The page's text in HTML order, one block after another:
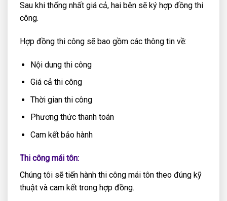
Sau khi thống nhất giá cả, hai bên sẽ ký hợp đồng thi
công.
Hợp đồng thi công sẽ bao gồm các thông tin về:
Nội dung thi công
Giá cả thi công
Thời gian thi công
Phương thức thanh toán
Cam kết bảo hành
Thi công mái tôn:
Chúng tôi sẽ tiến hành thi công mái tôn theo đúng kỹ
thuật và cam kết trong hợp đồng.